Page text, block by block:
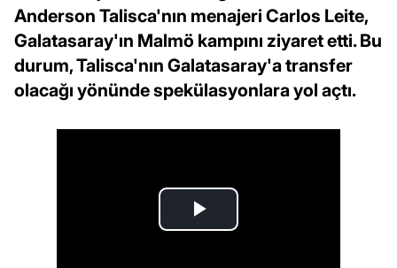
Anderson Talisca'nın menajeri Carlos Leite,
Galatasaray'ın Malmö kampını ziyaret etti. Bu
durum, Talisca'nın Galatasaray'a transfer
olacağı yönünde spekülasyonlara yol açtı.